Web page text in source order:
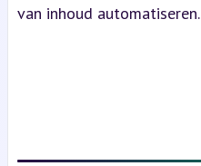
van inhoud automatiseren.